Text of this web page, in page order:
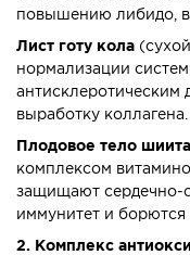
повышению либидо,
Лист готу кола
нормализации
антисклеротическим
выработку коллагена.
Плодовое тело
комплексом
защищают сердечно-
иммунитет и борются
2. Комплекс